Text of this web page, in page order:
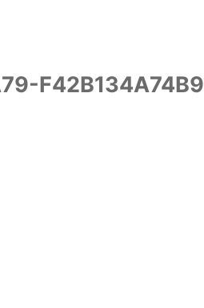
F42B134A74B9